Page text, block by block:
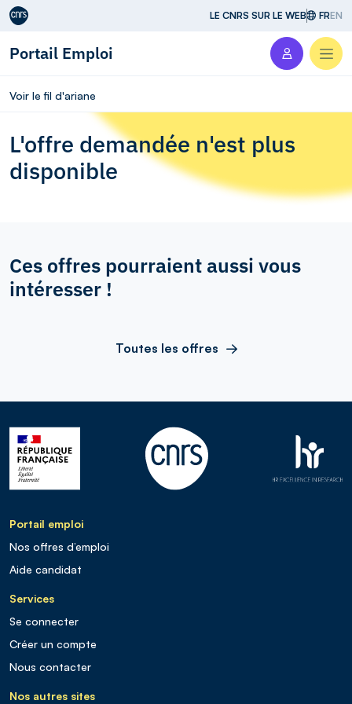
Aller au contenu LE CNRS SUR LE WEB FREN
Portail Emploi
Voir le fil d'ariane
L'offre demandée n'est plus
disponible
Ces offres pourraient aussi vous
intéresser !
Toutes les offres
Portail emploi
Nos offres d’emploi
Aide candidat
Services
Se connecter
Créer un compte
Nous contacter
Nos autres sites